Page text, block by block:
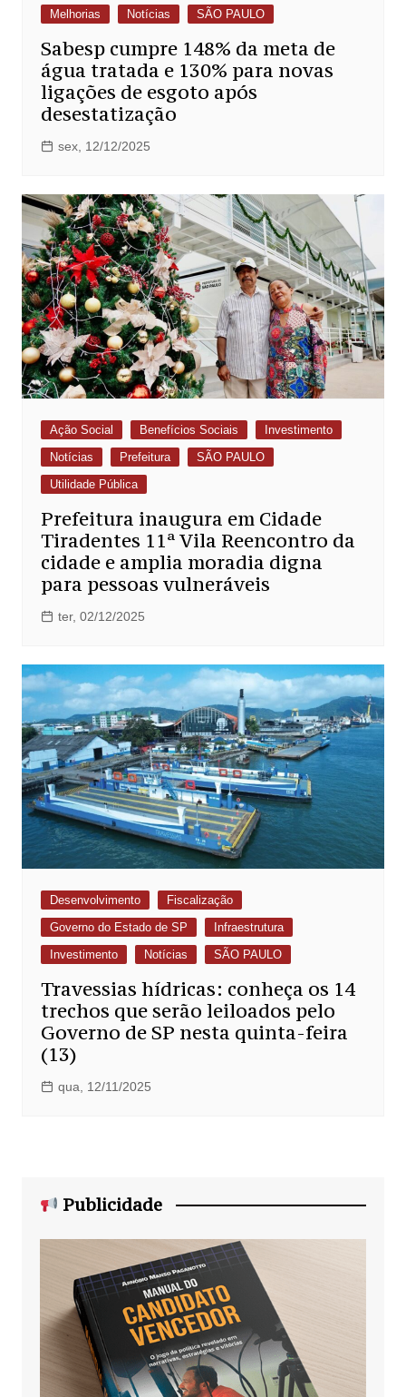
Melhorias
Notícias SÃO PAULO
Sabesp cumpre 148% da meta de
água tratada e 130% para novas
ligações de esgoto após
desestatização
sex, 12/12/2025
Ação Social Benefícios Sociais
Investimento
Notícias
Prefeitura
SÃO PAULO
Utilidade Pública
Prefeitura inaugura em Cidade
Tiradentes 11ª Vila Reencontro da
cidade e amplia moradia digna
para pessoas vulneráveis
ter, 02/12/2025
Desenvolvimento
Fiscalização
Governo do Estado de SP
Infraestrutura
Investimento
Notícias SÃO PAULO
Travessias hídricas: conheça os 14
trechos que serão leiloados pelo
Governo de SP nesta quinta-feira
(13)
qua, 12/11/2025
Publicidade